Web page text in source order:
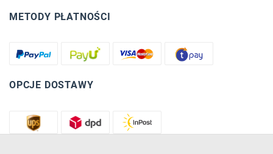
METODY PŁATNOŚCI
OPCJE DOSTAWY